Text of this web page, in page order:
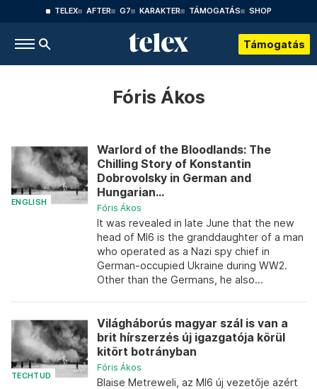
TELEX AFTER G7 KARAKTER TÁMOGATÁS SHOP
Támogatás
Fóris Ákos
ENGLISH
Warlord of the Bloodlands: The
Chilling Story of Konstantin
Dobrovolsky in German and
Hungarian...
Fóris Ákos
It was revealed in late June that the new
head of MI6 is the granddaughter of a man
who operated as a Nazi spy chief in
German-occupied Ukraine during WW2.
Other than the Germans, he also...
TECHTUD
Világháborús magyar szál is van a
brit hírszerzés új igazgatója körül
kitört botrányban
Fóris Ákos
Blaise Metreweli, az MI6 új vezetője azért